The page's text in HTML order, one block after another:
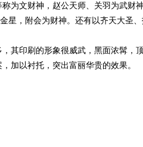
文财神，赵公天师、关羽为武财
星，附会为财神。还有以齐天大圣、
印刷的形象很威武，黑面浓髯，
加以衬托，突出富丽华贵的效果。